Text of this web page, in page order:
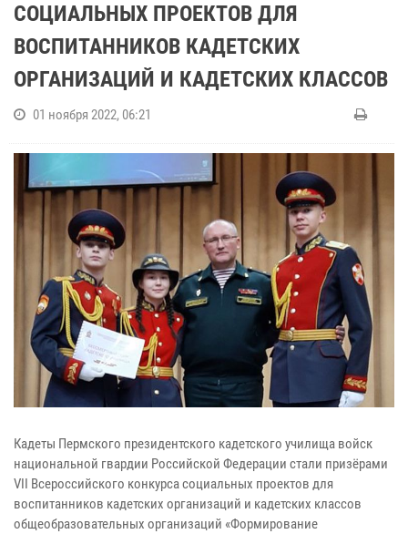
СОЦИАЛЬНЫХ ПРОЕКТОВ ДЛЯ
ВОСПИТАННИКОВ КАДЕТСКИХ
ОРГАНИЗАЦИЙ И КАДЕТСКИХ КЛАССОВ
01 ноября 2022, 06:21
Кадеты Пермского президентского кадетского училища войск
национальной гвардии Российской Федерации стали призёрами
VII Всероссийского конкурса социальных проектов для
воспитанников кадетских организаций и кадетских классов
общеобразовательных организаций «Формирование